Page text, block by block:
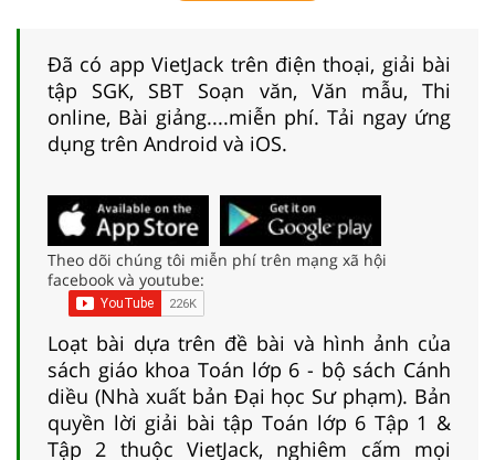
Đã có app VietJack trên điện thoại, giải bài
tập SGK, SBT Soạn văn, Văn mẫu, Thi
online, Bài giảng....miễn phí. Tải ngay ứng
dụng trên Android và iOS.
Theo dõi chúng tôi miễn phí trên mạng xã hội
facebook và youtube:
Loạt bài dựa trên đề bài và hình ảnh của
sách giáo khoa Toán lớp 6 - bộ sách Cánh
diều (Nhà xuất bản Đại học Sư phạm). Bản
quyền lời giải bài tập Toán lớp 6 Tập 1 &
Tập 2 thuộc VietJack, nghiêm cấm mọi